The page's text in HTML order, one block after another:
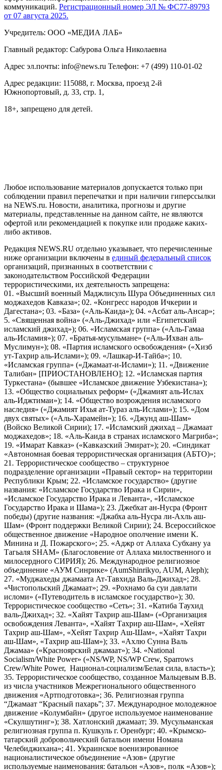
коммуникаций. Регистрационный номер ЭЛ № ФС77-89793
от 07 августа 2025.
Учредитель: ООО «МЕДИА ЛАБ»
Главный редактор: Сабурова Ольга Николаевна
Адрес эл.почты: info@news.ru Телефон: +7 (499) 110-01-02
Адрес редакции: 115088, г. Москва, проезд 2-й
Южнопортовый, д. 33, стр. 1,
18+, запрещено для детей.
Любое использование материалов допускается только при
соблюдении правил перепечатки и при наличии гиперссылки
на NEWS.ru. Новости, аналитика, прогнозы и другие
материалы, представленные на данном сайте, не являются
офертой или рекомендацией к покупке или продаже каких-
либо активов.
Редакция NEWS.RU отдельно указывает, что перечисленные
ниже организации включены в единый федеральный список
организаций, признанных в соответствии с
законодательством Российской Федерации
террористическими, их деятельность запрещена:
01. «Высший военный Маджлисуль Шура Объединенных сил
моджахедов Кавказа»; 02. «Конгресс народов Ичкерии и
Дагестана»; 03. «База» («Аль-Каида»); 04. «Асбат аль-Ансар»;
5. «Священная война» («Аль-Джихад» или «Египетский
исламский джихад»); 06. «Исламская группа» («Аль-Гамаа
аль-Исламия»); 07. «Братья-мусульмане» («Аль-Ихван аль-
Муслимун»); 08. «Партия исламского освобождения» («Хизб
ут-Тахрир аль-Ислами»); 09. «Лашкар-И-Тайба»; 10.
«Исламская группа» («Джамаат-и-Ислами»); 11. «Движение
Талибан» [ПРИОСТАНОВЛЕНО]; 12. «Исламская партия
Туркестана» (бывшее «Исламское движение Узбекистана»);
13. «Общество социальных реформ» («Джамият аль-Ислах
аль-Иджтимаи»); 14. «Общество возрождения исламского
наследия» («Джамият Ихья ат-Тураз аль-Ислами»); 15. «Дом
двух святых» («Аль-Харамейн»); 16. «Джунд аш-Шам»
(Войско Великой Сирии); 17. «Исламский джихад – Джамаат
моджахедов»; 18. «Аль-Каида в странах исламского Магриба»;
19. «Имарат Кавказ» («Кавказский Эмират»); 20. «Синдикат
«Автономная боевая террористическая организация (АБТО)»;
21. Террористическое сообщество – структурное
подразделение организации «Правый сектор» на территории
Республики Крым; 22. «Исламское государство» (другие
названия: «Исламское Государство Ирака и Сирии»,
«Исламское Государство Ирака и Леванта», «Исламское
Государство Ирака и Шама»); 23. Джебхат ан-Нусра (Фронт
победы) (другие названия: «Джабха аль-Нусра ли-Ахль аш-
Шам» (Фронт поддержки Великой Сирии); 24. Всероссийское
общественное движение «Народное ополчение имени К.
Минина и Д. Пожарского»; 25. «Аджр от Аллаха Субхану уа
Тагьаля SHAM» (Благословение от Аллаха милоственного и
милосердного СИРИЯ); 26. Международное религиозное
объединение «АУМ Синрике» (AumShinrikyo, AUM, Aleph);
27. «Муджахеды джамаата Ат-Тавхида Валь-Джихад»; 28.
«Чистопольский Джамаат»; 29. «Рохнамо ба суи давлати
исломи» («Путеводитель в исламское государство»); 30.
Террористическое сообщество «Сеть»; 31. «Катиба Таухид
валь-Джихад»; 32. «Хайят Тахрир аш-Шам» («Организация
освобождения Леванта», «Хайят Тахрир аш-Шам», «Хейят
Тахрир аш-Шам», «Хейят Тахрир Аш-Шам», «Хайят Тахри
аш-Шам», «Тахрир аш-Шам»); 33. «Ахлю Сунна Валь
Джамаа» («Красноярский джамаат»); 34. «National
Socialism/White Power» («NS/WP, NS/WP Crew, Sparrows
Crew/White Power, Национал-социализм/Белая сила, власть»);
35. Террористическое сообщество, созданное Мальцевым В.В.
из числа участников Межрегионального общественного
движения «Артподготовка»; 36. Религиозная группа
“Джамаат “Красный пахарь”; 37. Международное молодежное
движение «Колумбайн» (другое используемое наименование
«Скулшутинг»); 38. Хатлонский джамаат; 39. Мусульманская
религиозная группа п. Кушкуль г. Оренбург; 40. «Крымско-
татарский добровольческий батальон имени Номана
Челебиджихана»; 41. Украинское военизированное
националистическое объединение «Азов» (другие
используемые наименования: батальон «Азов», полк «Азов»);